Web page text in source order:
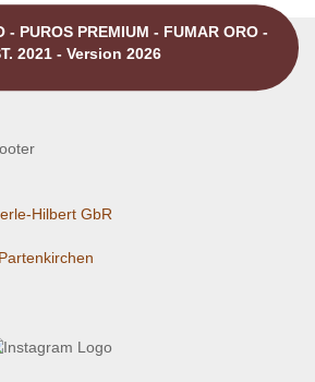
- PUROS PREMIUM - FUMAR ORO -
2021 - Version 2026
Hilbert GbR